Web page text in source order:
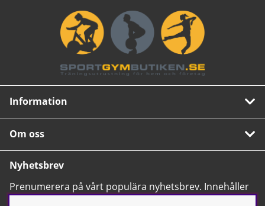
Information
Om oss
Nyhetsbrev
Prenumerera på vårt populära nyhetsbrev. Innehåller
tips, nyheter och våra allra bästa erbjudanden.